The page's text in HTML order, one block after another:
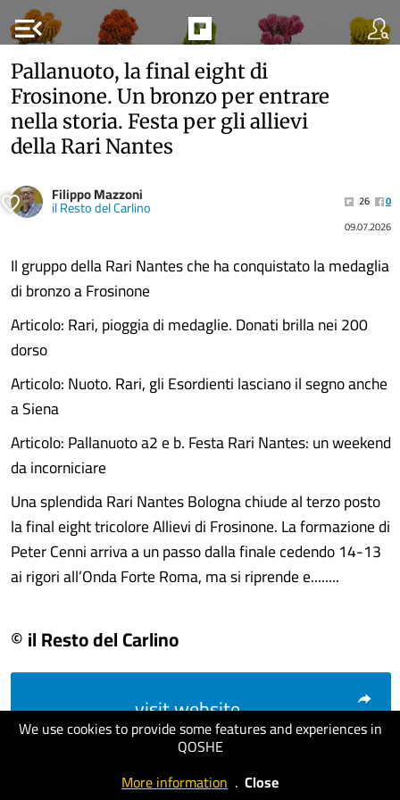
menu_open
We use cookies to provide some features and experiences in
QOSHE
More information . Close
Pallanuoto, la final eight di
Frosinone. Un bronzo per entrare
nella storia. Festa per gli allievi
della Rari Nantes
Filippo Mazzoni
il Resto del Carlino 26
0
09.07.2026
Il gruppo della Rari Nantes che ha conquistato la medaglia
di bronzo a Frosinone
Articolo: Rari, pioggia di medaglie. Donati brilla nei 200
dorso
Articolo: Nuoto. Rari, gli Esordienti lasciano il segno anche
a Siena
Articolo: Pallanuoto a2 e b. Festa Rari Nantes: un weekend
da incorniciare
Una splendida Rari Nantes Bologna chiude al terzo posto
la final eight tricolore Allievi di Frosinone. La formazione di
Peter Cenni arriva a un passo dalla finale cedendo 14-13
ai rigori all’Onda Forte Roma, ma si riprende e........
© il Resto del Carlino
visit website